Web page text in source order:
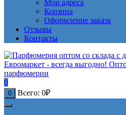
Мои адреса
Корзина
Оформление заказа
Отзывы
Контакты
0
0 Всего: 0₽